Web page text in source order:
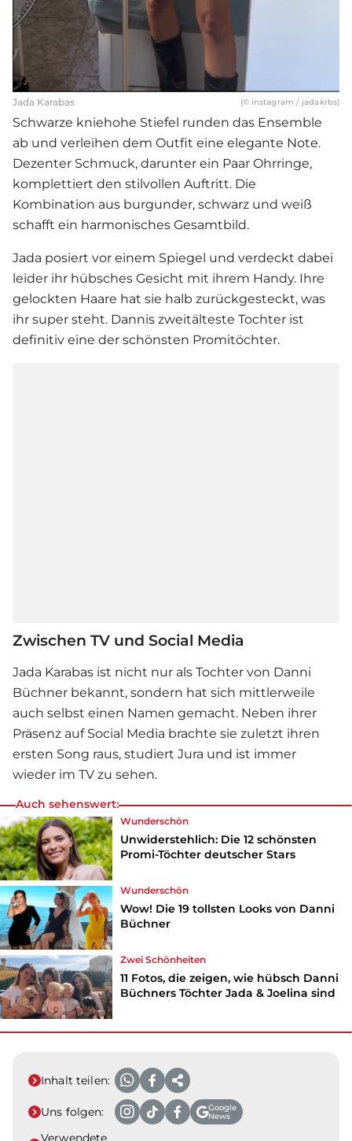
Jada Karabas (© instagram / jadakrbs)
Schwarze kniehohe Stiefel runden das Ensemble
ab und verleihen dem Outfit eine elegante Note.
Dezenter Schmuck, darunter ein Paar Ohrringe,
komplettiert den stilvollen Auftritt. Die
Kombination aus burgunder, schwarz und weiß
schafft ein harmonisches Gesamtbild.
Jada posiert vor einem Spiegel und verdeckt dabei
leider ihr hübsches Gesicht mit ihrem Handy. Ihre
gelockten Haare hat sie halb zurückgesteckt, was
ihr super steht. Dannis zweitälteste Tochter ist
definitiv eine der schönsten Promitöchter.
Zwischen TV und Social Media
Jada Karabas ist nicht nur als Tochter von Danni
Büchner bekannt, sondern hat sich mittlerweile
auch selbst einen Namen gemacht. Neben ihrer
Präsenz auf Social Media brachte sie zuletzt ihren
ersten Song raus, studiert Jura und ist immer
wieder im TV zu sehen.
Auch sehenswert:
Wunderschön
Unwiderstehlich: Die 12 schönsten
Promi-Töchter deutscher Stars
Wunderschön
Wow! Die 19 tollsten Looks von Danni
Büchner
Zwei Schönheiten
11 Fotos, die zeigen, wie hübsch Danni
Büchners Töchter Jada & Joelina sind
Inhalt teilen:
Uns folgen:
Google
News
Verwendete